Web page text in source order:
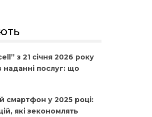
з 21 січня 2026 року
наданні послуг: що
смартфон у 2025 році:
які зекономлять